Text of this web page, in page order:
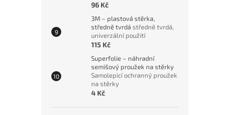
96 Kč
3M – plastová stěrka,
středně tvrdástředně tvrdá,
univerzální použití
115 Kč
Superfolie – náhradní
semišový proužek na stěrky
Samolepicí ochranný proužek
na stěrky
4 Kč